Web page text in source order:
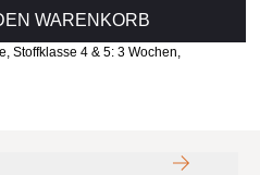
WARENKORB
, Stoffklasse 4 & 5: 3 Wochen,